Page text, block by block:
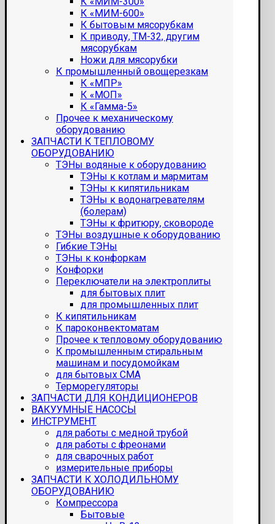
К «МИМ-600»
К бытовым мясорубкам
К приводу, ТМ-32, другим
мясорубкам
Ножи для мясорубки
К промышленный овощерезкам
К «МПР»
К «МОП»
К «Гамма-5»
Прочее к механическому
оборудованию
ЗАПЧАСТИ К ТЕПЛОВОМУ
ОБОРУДОВАНИЮ
ТЭНы водяные к оборудованию
ТЭНы к котлам и мармитам
ТЭНы к кипятильникам
ТЭНы к водонагревателям
(болерам)
ТЭНы к фритюру, сковороде
ТЭНы воздушные к оборудованию
Гибкие ТЭНы
ТЭНы к конфоркам
Конфорки
Переключатели на электроплиты
для бытовых плит
для промышленных плит
К кипятильникам
К пароконвектоматам
Прочее к тепловому оборудованию
К промышленным стиральным
машинам и посудомойкам
для бытовых СМА
Терморегуляторы
ЗАПЧАСТИ ДЛЯ КОНДИЦИОНЕРОВ
ВАКУУМНЫЕ НАСОСЫ
ИНСТРУМЕНТ
для работы с медной трубой
для работы с фреонами
для сварочных работ
измерительные приборы
ЗАПЧАСТИ К ХОЛОДИЛЬНОМУ
ОБОРУДОВАНИЮ
Компрессора
Бытовые